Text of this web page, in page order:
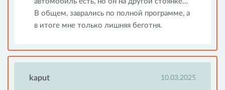
В общем, заврались по полной программе, а
в итоге мне только лишняя беготня.
kaput 10.03.2025